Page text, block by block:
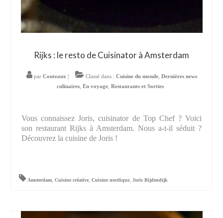
Rijks : le resto de Cuisinator à Amsterdam
par Couteaux Classé dans : Cuisine du monde, Dernières news
culinaires En voyage Restaurants et Sorties
Vous connaissez Joris, cuisinator de Top Chef ? Voici
son restaurant Rijks à Amsterdam. Nous a-t-il séduit ?
Découvrez la cuisine de Joris !
Amsterdam,Cuisine créative,Cuisine nordique,Joris Bijdendijk